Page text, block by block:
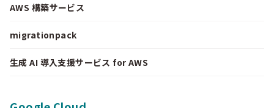
AWS 構築サービス
migrationpack
生成 AI 導入支援サービス for AWS